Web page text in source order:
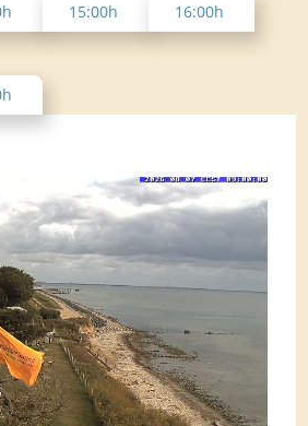
15:00h 16:00h